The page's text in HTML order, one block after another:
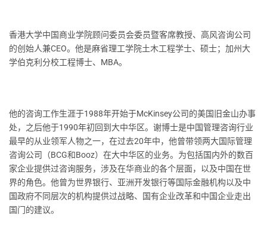
香港大学中国商业学院顾问委员会委员暨客席教授、高风咨询公司
的创始人兼CEO。他是麻省理工学院土木工程学士、硕士；加州大
学伯克利分校工程博士、MBA。
他的咨询工作生涯于1988年开始于McKinsey公司的美国旧金山办事
处，之后他于1990年初回到大中华区。谢博士是中国管理咨询行业
最早的从业领军人物之一，在过去20年中，他曾带领两大国际管理
咨询公司（BCG和Booz）在大中华区的业务。为包括国内外的数百
家企业提供过咨询服务，涉及在华商业的各个层面，以及中国在世
界的角色。他曾为世界银行、亚洲开发银行等国际金融机构以及中
国政府不同层次的机构提供过战略、国有企业改革和中国企业走出
国门的建议。